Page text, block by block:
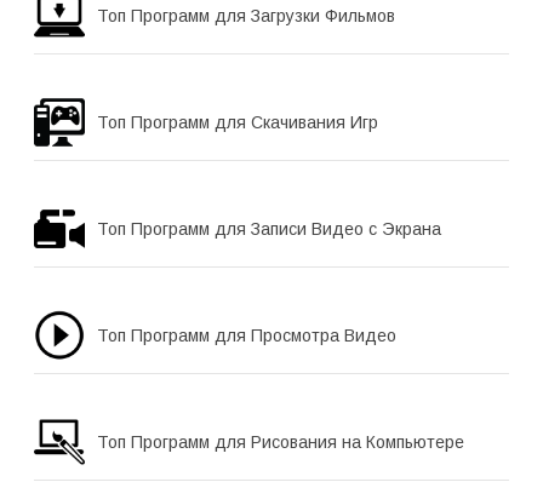
Топ Программ для Загрузки Фильмов
Топ Программ для Скачивания Игр
Топ Программ для Записи Видео с Экрана
Топ Программ для Просмотра Видео
Топ Программ для Рисования на Компьютере